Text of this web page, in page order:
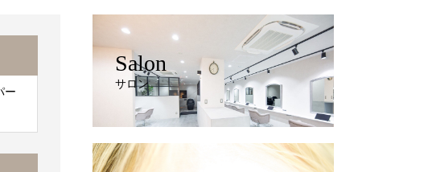
ー
Salon
サロン